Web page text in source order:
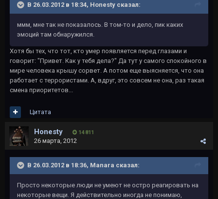
В 26.03.2012 в 18:34, Honesty сказал:
ммм, мне так не показалось. В том-то и дело, пик каких
эмоций там обнаружился.
Хотя бы тех, что тот, кто умер появляется перед глазами и
говорит: "Привет. Как у тебя дела?" Да тут у самого спокойного в
мире человека крышу сорвет. А потом еще выясняется, что она
работает с террористами. А, вдруг, это совсем не она, раз такая
смена приоритетов...
Цитата
Honesty 14 811
26 марта, 2012
В 26.03.2012 в 18:36, Manara сказал:
Просто некоторые люди не умеют не остро реагировать на
некоторые вещи. Я действительно иногда не понимаю,